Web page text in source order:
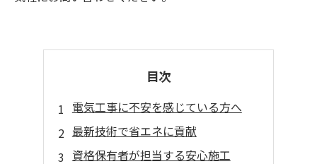
目次
電気工事に不安を感じている方へ
最新技術で省エネに貢献
資格保有者が担当する安心施工